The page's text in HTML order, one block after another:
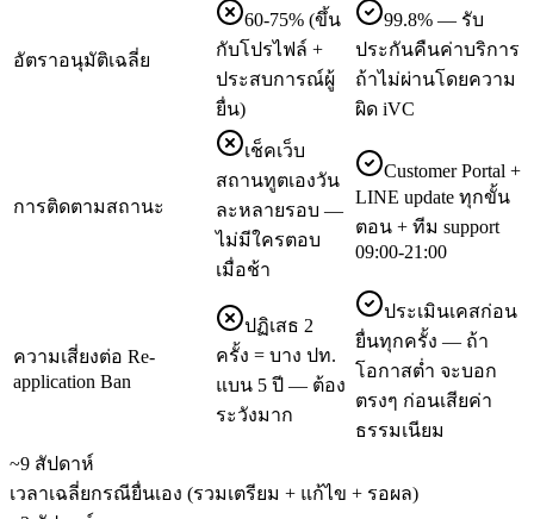
อัตราอนุมัติเฉลี่ย
60-75% (ขึ้น
กับโปรไฟล์ +
ประสบการณ์ผู้
ยื่น)
99.8% — รับ
ประกันคืนค่าบริการ
ถ้าไม่ผ่านโดยความ
ผิด iVC
การติดตามสถานะ
เช็คเว็บ
สถานทูตเองวัน
ละหลายรอบ —
ไม่มีใครตอบ
เมื่อช้า
Customer Portal +
LINE update ทุกขั้น
ตอน + ทีม support
09:00-21:00
ความเสี่ยงต่อ Re-
application Ban
ปฏิเสธ 2
ครั้ง = บาง ปท.
แบน 5 ปี — ต้อง
ระวังมาก
ประเมินเคสก่อน
ยื่นทุกครั้ง — ถ้า
โอกาสต่ำ จะบอก
ตรงๆ ก่อนเสียค่า
ธรรมเนียม
~9 สัปดาห์
เวลาเฉลี่ยกรณียื่นเอง (รวมเตรียม + แก้ไข + รอผล)